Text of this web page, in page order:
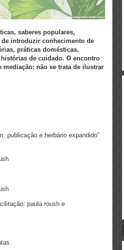
saberes populares,
de introduzir conhecimento de
práticas domésticas,
de cuidado. O encontro
não se trata de ilustrar
publicação e herbário expandido”
paula roush e